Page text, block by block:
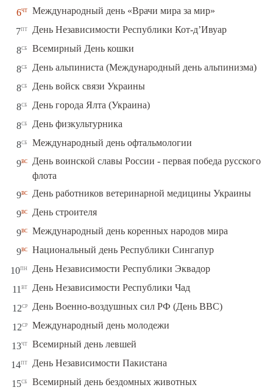
6чт Международный день «Врачи мира за мир»
7пт День Независимости Республики Кот-д’Ивуар
8сб Всемирный День кошки
8сб День альпиниста (Международный день альпинизма)
8сб День войск связи Украины
8сб День города Ялта (Украина)
8сб День физкультурника
8сб Международный день офтальмологии
9вс
День воинской славы России - первая победа русского
флота
9вс День работников ветеринарной медицины Украины
9вс День строителя
9вс Международный день коренных народов мира
9вс Национальный день Республики Сингапур
10пн День Независимости Республики Эквадор
11 вт День Независимости Республики Чад
12ср День Военно-воздушных сил РФ (День ВВС)
12ср Международный день молодежи
13чт Всемирный день левшей
14пт День Независимости Пакистана
15сб Всемирный день бездомных животных